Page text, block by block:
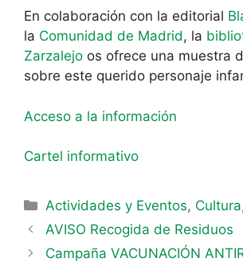
En colaboración con la editorial
la Comunidad de Madrid, la
Zarzalejo os ofrece una muestra
sobre este querido personaje
Acceso a la información
Cartel informativo
Actividades y Eventos, Cultura
AVISO Recogida de Residuos
Campaña VACUNACIÓN